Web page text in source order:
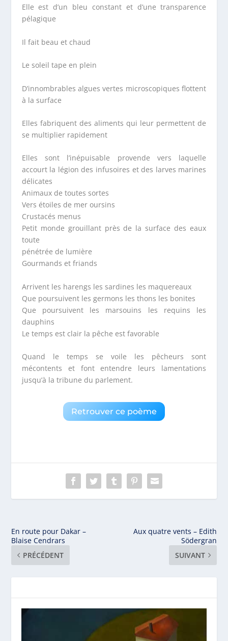
Elle est d’un bleu constant et d’une transparence
pélagique
Il fait beau et chaud
Le soleil tape en plein
D’innombrables algues vertes microscopiques flottent
à la surface
Elles fabriquent des aliments qui leur permettent de
se multiplier rapidement
Elles sont l’inépuisable provende vers laquelle
accourt la légion des infusoires et des larves marines
délicates
Animaux de toutes sortes
Vers étoiles de mer oursins
Crustacés menus
Petit monde grouillant près de la surface des eaux
toute
pénétrée de lumière
Gourmands et friands
Arrivent les harengs les sardines les maquereaux
Que poursuivent les germons les thons les bonites
Que poursuivent les marsouins les requins les
dauphins
Le temps est clair la pêche est favorable
Quand le temps se voile les pêcheurs sont
mécontents et font entendre leurs lamentations
jusqu’à la tribune du parlement.
Retrouver ce poème
En route pour Dakar –
Blaise Cendrars
PRÉCÉDENT
Aux quatre vents – Edith
Södergran
SUIVANT